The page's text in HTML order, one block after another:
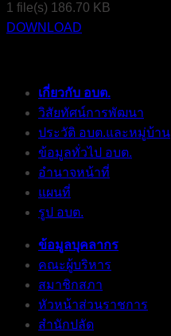
1 file(s) 186.70 KB
DOWNLOAD
เกี่ยวกับ อบต.
วิสัยทัศน์การพัฒนา
ประวัติ อบต.และหมู่บ้าน
ข้อมูลทั่วไป อบต.
อำนาจหน้าที่
แผนที่
รูป อบต.
ข้อมูลบุคลากร
คณะผู้บริหาร
สมาชิกสภา
หัวหน้าส่วนราชการ
สำนักปลัด